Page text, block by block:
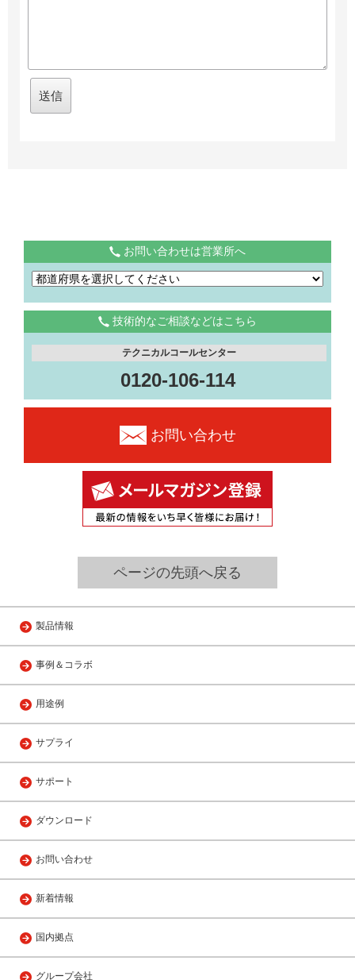
お問い合わせは営業所へ
技術的なご相談などはこちら
テクニカルコールセンター
0120-106-114
お問い合わせ
ページの先頭へ戻る
製品情報
事例＆コラボ
用途例
サプライ
サポート
ダウンロード
お問い合わせ
新着情報
国内拠点
グループ会社